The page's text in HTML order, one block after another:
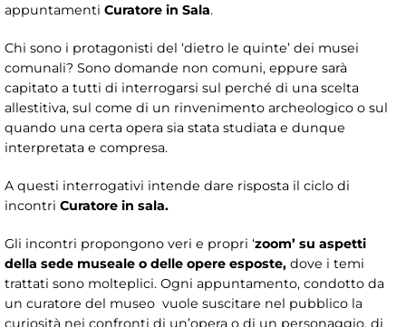
appuntamenti Curatore in Sala.
Chi sono i protagonisti del ‘dietro le quinte’ dei musei
comunali? Sono domande non comuni, eppure sarà
capitato a tutti di interrogarsi sul perché di una scelta
allestitiva, sul come di un rinvenimento archeologico o sul
quando una certa opera sia stata studiata e dunque
interpretata e compresa.
A questi interrogativi intende dare risposta il ciclo di
incontri Curatore in sala.
Gli incontri propongono veri e propri ‘zoom’ su aspetti
della sede museale o delle opere esposte, dove i temi
trattati sono molteplici. Ogni appuntamento, condotto da
un curatore del museo vuole suscitare nel pubblico la
curiosità nei confronti di un’opera o di un personaggio, di